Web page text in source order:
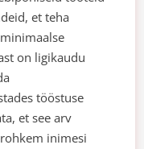
et teha
on ligikaudu
tööstuse
et see arv
inimesi